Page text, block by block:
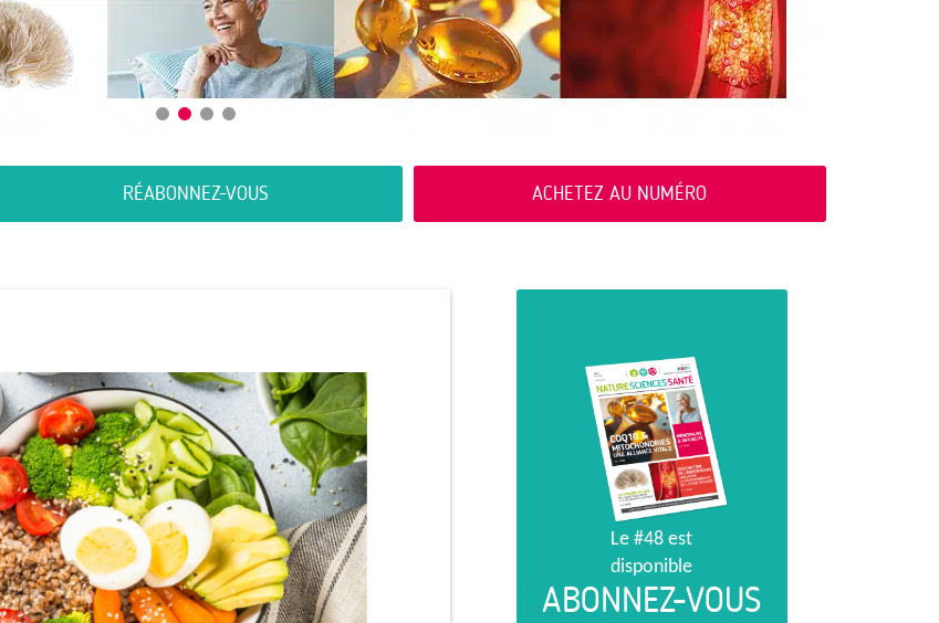
RÉABONNEZ-VOUS ACHETEZ AU NUMÉRO
Le #48 est
disponible
ABONNEZ-VOUS